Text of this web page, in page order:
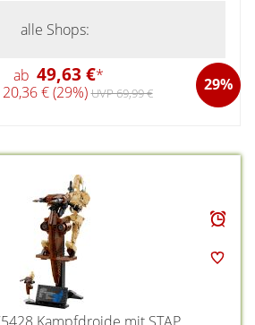
alle Shops:
ab 49,63 €* 29%
20,36 € (29%)UVP 69,99 €